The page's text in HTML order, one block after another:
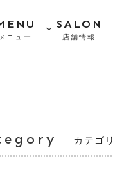
メニュー
SALON
店舗情報
カテゴ